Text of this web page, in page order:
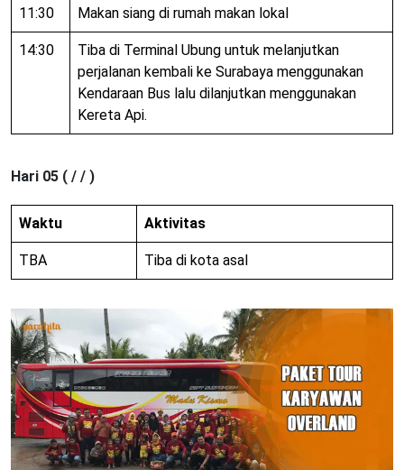
11:30 Makan siang di rumah makan lokal
14:30
Tiba di Terminal Ubung untuk melanjutkan
perjalanan kembali ke Surabaya menggunakan
Kendaraan Bus lalu dilanjutkan menggunakan
Kereta Api.
Hari 05 ( / / )
Waktu Aktivitas
TBA Tiba di kota asal